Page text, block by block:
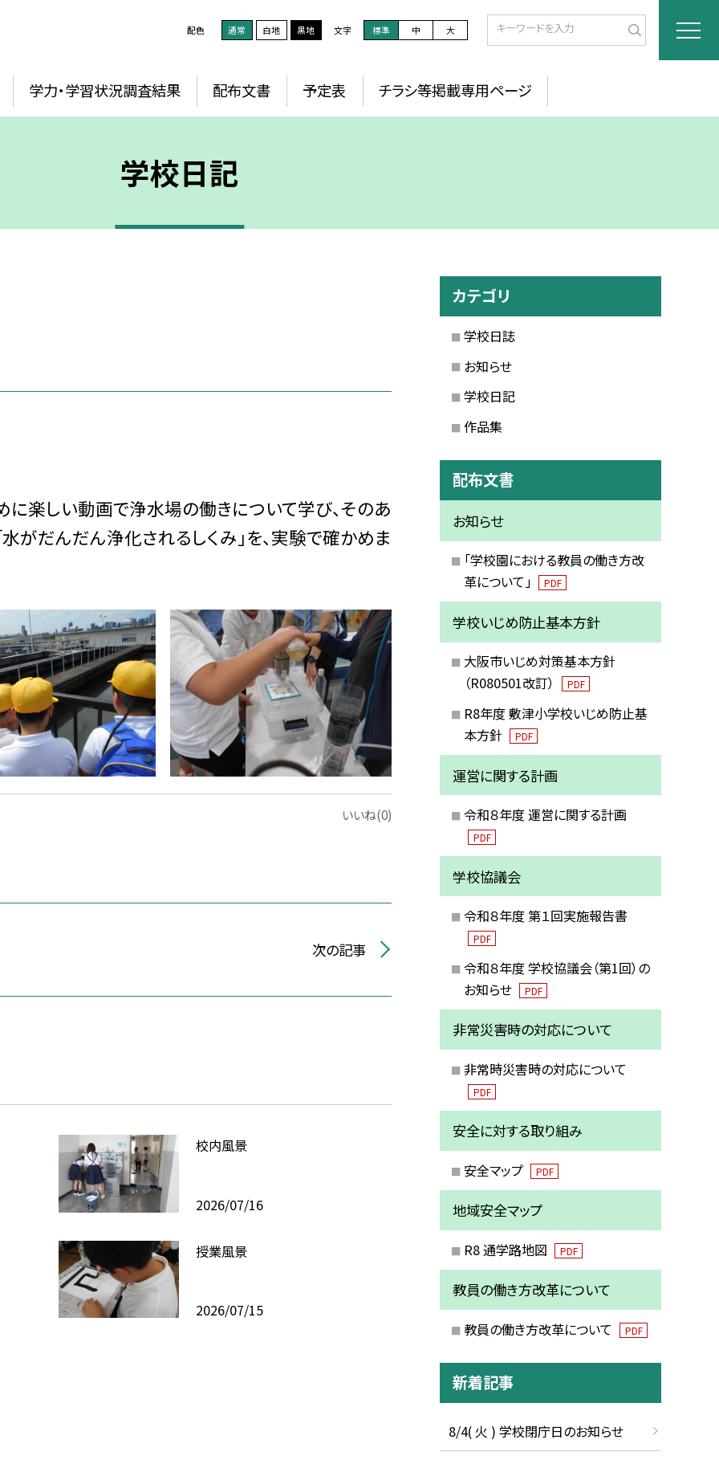
配色 通常 白地 黒地 文字 標準 中 大
学力・学習状況調査結果 配布文書 予定表 チラシ等掲載専用ページ
学校日記
楽しい動画で浄水場の働きについて学び、そのあ
がだんだん浄化されるしくみ」を、実験で確かめま
いいね(0)
次の記事
校内風景
2026/07/16
授業風景
2026/07/15
カテゴリ
学校日誌
お知らせ
学校日記
作品集
配布文書
お知らせ
「学校園における教員の働き方改
革について」
PDF
学校いじめ防止基本方針
大阪市いじめ対策基本方針
（R080501改訂）
PDF
R8年度 敷津小学校いじめ防止基
本方針
PDF
運営に関する計画
令和８年度 運営に関する計画
PDF
学校協議会
令和８年度 第１回実施報告書
PDF
令和８年度 学校協議会（第1回）の
お知らせ
PDF
非常災害時の対応について
非常時災害時の対応について
PDF
安全に対する取り組み
安全マップ PDF
地域安全マップ
R8 通学路地図 PDF
教員の働き方改革について
教員の働き方改革について PDF
新着記事
8/4( 火 ) 学校閉庁日のお知らせ